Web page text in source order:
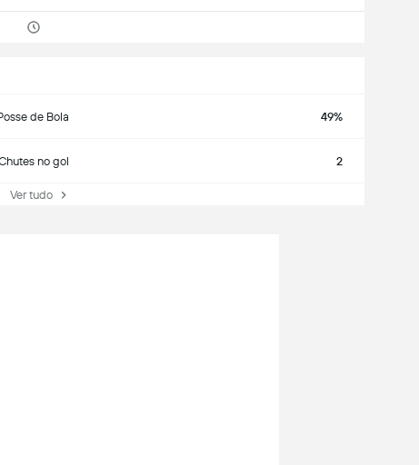
de Bola 49%
no gol 2
Ver tudo